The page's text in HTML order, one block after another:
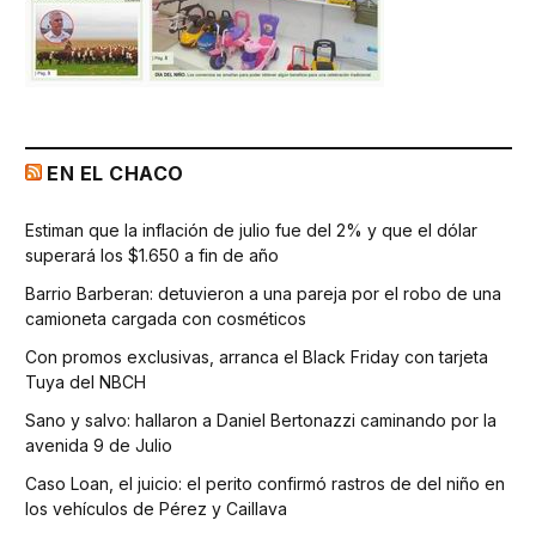
EN EL CHACO
Estiman que la inflación de julio fue del 2% y que el dólar
superará los $1.650 a fin de año
Barrio Barberan: detuvieron a una pareja por el robo de una
camioneta cargada con cosméticos
Con promos exclusivas, arranca el Black Friday con tarjeta
Tuya del NBCH
Sano y salvo: hallaron a Daniel Bertonazzi caminando por la
avenida 9 de Julio
Caso Loan, el juicio: el perito confirmó rastros de del niño en
los vehículos de Pérez y Caillava